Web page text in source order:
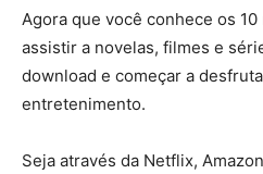
Agora que você conhece os
assistir a novelas, filmes e
download e começar a
entretenimento.
Seja através da Netflix,